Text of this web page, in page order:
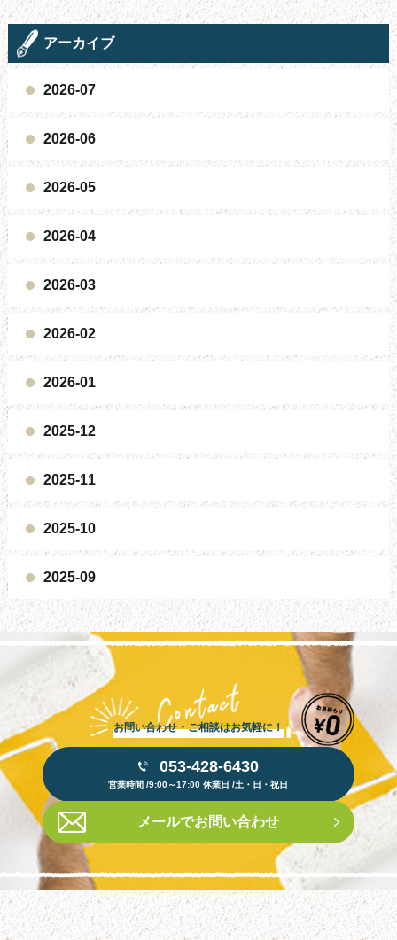
アーカイブ
2026-07
2026-06
2026-05
2026-04
2026-03
2026-02
2026-01
2025-12
2025-11
2025-10
2025-09
お問い合わせ・ご相談はお気軽に！
053-428-6430
営業時間 /9:00～17:00 休業日 /土・日・祝日
メールでお問い合わせ